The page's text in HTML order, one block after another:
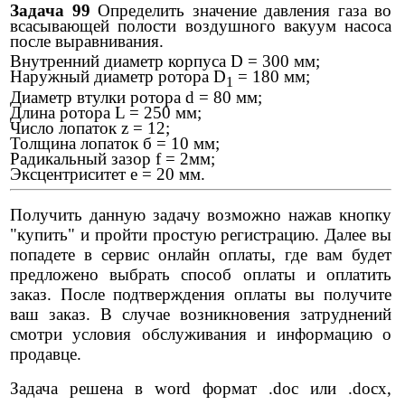
Задача 99 Определить значение давления газа во
всасывающей полости воздушного вакуум насоса
после выравнивания.
Внутренний диаметр корпуса D = 300 мм;
Наружный диаметр ротора D1 = 180 мм;
Диаметр втулки ротора d = 80 мм;
Длина ротора L = 250 мм;
Число лопаток z = 12;
Толщина лопаток б = 10 мм;
Радикальный зазор f = 2мм;
Эксцентриситет е = 20 мм.
Получить данную задачу возможно нажав кнопку
"купить" и пройти простую регистрацию. Далее вы
попадете в сервис онлайн оплаты, где вам будет
предложено выбрать способ оплаты и оплатить
заказ. После подтверждения оплаты вы получите
ваш заказ. В случае возникновения затруднений
смотри условия обслуживания и информацию о
продавце.
Задача решена в word формат .doc или .docx,